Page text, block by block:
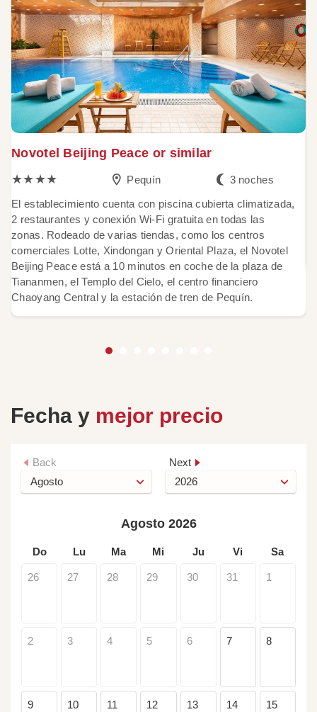
Novotel Beijing Peace or similar
★★★★
Pequín 3 noches
El establecimiento cuenta con piscina cubierta climatizada,
2 restaurantes y conexión Wi-Fi gratuita en todas las
zonas. Rodeado de varias tiendas, como los centros
comerciales Lotte, Xindongan y Oriental Plaza, el Novotel
Beijing Peace está a 10 minutos en coche de la plaza de
Tiananmen, el Templo del Cielo, el centro financiero
Chaoyang Central y la estación de tren de Pequín.
Fecha y mejor precio
Back Next
Agosto 2026
Do Lu Ma Mi Ju Vi Sa
26 27 28 29 30 31 1
2 3 4 5 6 7 8
9 10 11 12 13 14 15